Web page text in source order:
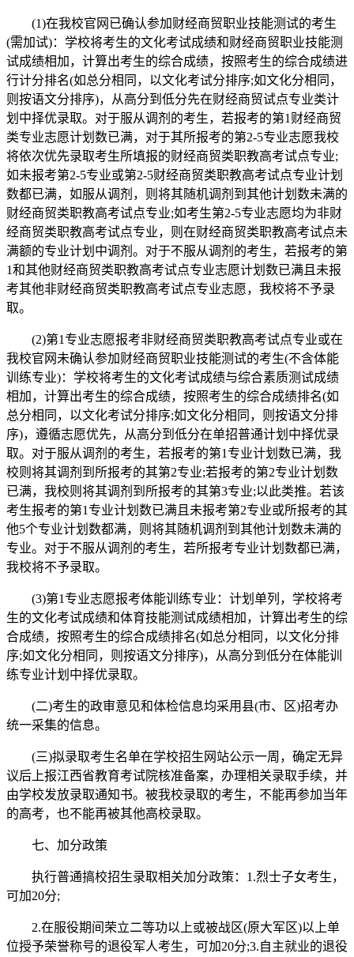
(1)在我校官网已确认参加财经商贸职业技能测试的考生
(需加试)：学校将考生的文化考试成绩和财经商贸职业技能测
试成绩相加，计算出考生的综合成绩，按照考生的综合成绩进
行计分排名(如总分相同，以文化考试分排序;如文化分相同，
则按语文分排序)，从高分到低分先在财经商贸试点专业类计
划中择优录取。对于服从调剂的考生，若报考的第1财经商贸
类专业志愿计划数已满，对于其所报考的第2-5专业志愿我校
将依次优先录取考生所填报的财经商贸类职教高考试点专业;
如未报考第2-5专业或第2-5财经商贸类职教高考试点专业计划
数都已满，如服从调剂，则将其随机调剂到其他计划数未满的
财经商贸类职教高考试点专业;如考生第2-5专业志愿均为非财
经商贸类职教高考试点专业，则在财经商贸类职教高考试点未
满额的专业计划中调剂。对于不服从调剂的考生，若报考的第
1和其他财经商贸类职教高考试点专业志愿计划数已满且未报
考其他非财经商贸类职教高考试点专业志愿，我校将不予录
取。
(2)第1专业志愿报考非财经商贸类职教高考试点专业或在
我校官网未确认参加财经商贸职业技能测试的考生(不含体能
训练专业)：学校将考生的文化考试成绩与综合素质测试成绩
相加，计算出考生的综合成绩，按照考生的综合成绩排名(如
总分相同，以文化考试分排序;如文化分相同，则按语文分排
序)，遵循志愿优先，从高分到低分在单招普通计划中择优录
取。对于服从调剂的考生，若报考的第1专业计划数已满，我
校则将其调剂到所报考的其第2专业;若报考的第2专业计划数
已满，我校则将其调剂到所报考的其第3专业;以此类推。若该
考生报考的第1专业计划数已满且未报考第2专业或所报考的其
他5个专业计划数都满，则将其随机调剂到其他计划数未满的
专业。对于不服从调剂的考生，若所报考专业计划数都已满，
我校将不予录取。
(3)第1专业志愿报考体能训练专业：计划单列，学校将考
生的文化考试成绩和体育技能测试成绩相加，计算出考生的综
合成绩，按照考生的综合成绩排名(如总分相同，以文化分排
序;如文化分相同，则按语文分排序)，从高分到低分在体能训
练专业计划中择优录取。
(二)考生的政审意见和体检信息均采用县(市、区)招考办
统一采集的信息。
(三)拟录取考生名单在学校招生网站公示一周，确定无异
议后上报江西省教育考试院核准备案，办理相关录取手续，并
由学校发放录取通知书。被我校录取的考生，不能再参加当年
的高考，也不能再被其他高校录取。
七、加分政策
执行普通搞校招生录取相关加分政策：1.烈士子女考生，
可加20分;
2.在服役期间荣立二等功以上或被战区(原大军区)以上单
位授予荣誉称号的退役军人考生，可加20分;3.自主就业的退役